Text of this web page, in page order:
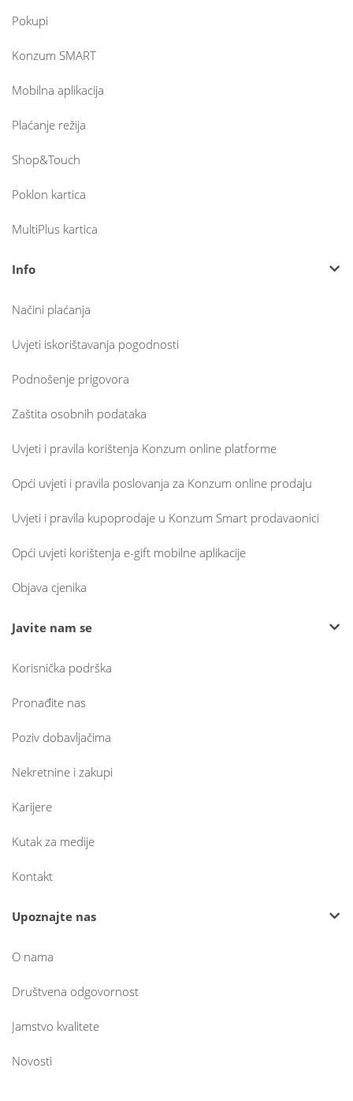
Pokupi
Konzum SMART
Mobilna aplikacija
Plaćanje režija
Shop&Touch
Poklon kartica
MultiPlus kartica
Info
Načini plaćanja
Uvjeti iskorištavanja pogodnosti
Podnošenje prigovora
Zaštita osobnih podataka
Uvjeti i pravila korištenja Konzum online platforme
Opći uvjeti i pravila poslovanja za Konzum online prodaju
Uvjeti i pravila kupoprodaje u Konzum Smart prodavaonici
Opći uvjeti korištenja e-gift mobilne aplikacije
Objava cjenika
Javite nam se
Korisnička podrška
Pronađite nas
Poziv dobavljačima
Nekretnine i zakupi
Karijere
Kutak za medije
Kontakt
Upoznajte nas
O nama
Društvena odgovornost
Jamstvo kvalitete
Novosti